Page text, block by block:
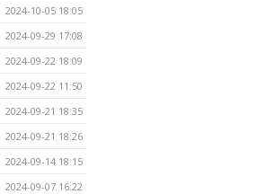
2024-10-05 18:05
2024-09-29 17:08
2024-09-22 18:09
2024-09-22 11:50
2024-09-21 18:35
2024-09-21 18:26
2024-09-14 18:15
2024-09-07 16:22